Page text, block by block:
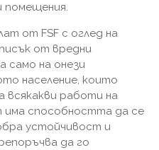
помещения.
от FSF с оглед на
от вредни
само на онези
население, които
всякакви работи на
способността да се
устойчивост и
да го